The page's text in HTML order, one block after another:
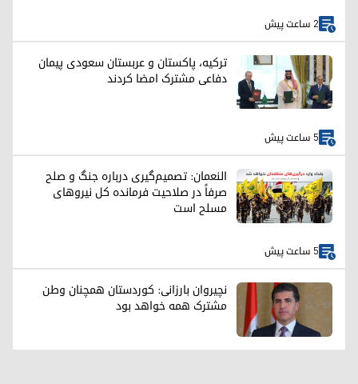
2 ساعت پیش
ترکیه، پاکستان و عربستان سعودی پیمان
دفاعی مشترک امضا کردند
5 ساعت پیش
النعمان: تصمیم‌گیری درباره جنگ و صلح
صرفاً در صلاحیت فرمانده کل نیروهای
مسلح است
5 ساعت پیش
نچیروان بارزانی: کوردستان همچنان وطن
مشترک همه خواهد بود